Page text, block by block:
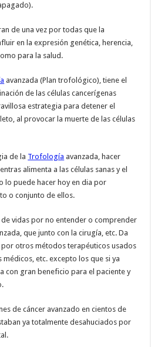
de una vez por todas que la
en la expresión genética, herencia,
para la salud.
avanzada (Plan trofológico), tiene el
de las células cancerígenas
estrategia para detener el
al provocar la muerte de las células
de la Trofología avanzada, hacer
alimenta a las células sanas y el
lo puede hacer hoy en dia por
o conjunto de ellos.
vidas por no entender o comprender
que junto con la cirugía, etc. Da
otros métodos terapéuticos usados
médicos, etc. excepto los que si ya
con gran beneficio para el paciente y
de cáncer avanzado en cientos de
ya totalmente desahuciados por